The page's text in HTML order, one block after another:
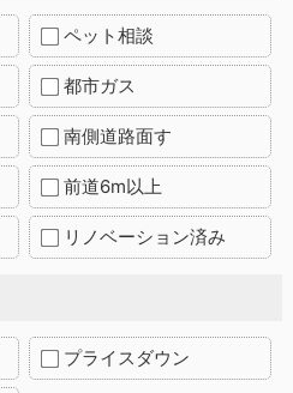
ペット相談
都市ガス
南側道路面す
前道6m以上
リノベーション済み
プライスダウン